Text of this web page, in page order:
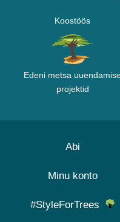
Koostöös
Edeni metsa
projektid
Abi
Minu konto
#StyleForTrees